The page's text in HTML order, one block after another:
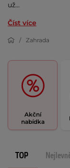
už...
Číst více
Zahrada
Akční
nabídka
TOP